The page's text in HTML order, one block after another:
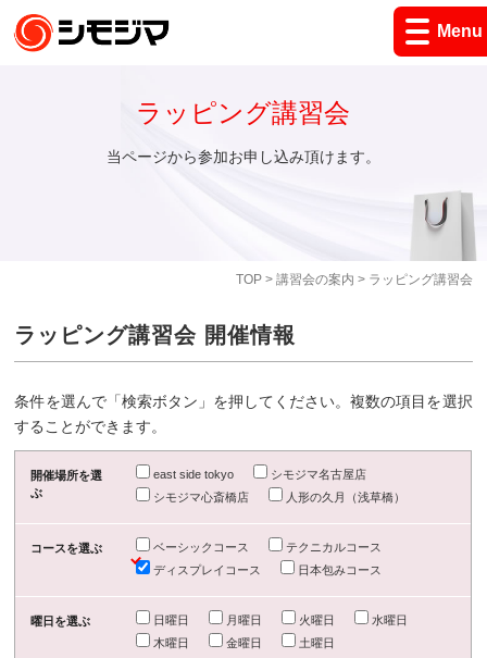
Menu
TOP> 講習会の案内 > ラッピング講習会
ラッピング講習会
当ページから参加お申し込み頂けます。
ラッピング講習会 開催情報
条件を選んで「検索ボタン」を押してください。複数の項目を選択
することができます。
開催場所を選
ぶ
east side tokyo
シモジマ名古屋店
シモジマ心斎橋店
人形の久月（浅草橋）
コースを選ぶ ベーシックコース
テクニカルコース
ディスプレイコース
日本包みコース
曜日を選ぶ 日曜日 月曜日 火曜日
水曜日
木曜日
金曜日 土曜日